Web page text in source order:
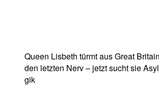
Queen Lisbeth türmt aus Great
den letzten Nerv – jetzt sucht sie
gik